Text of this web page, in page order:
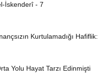
İskenderî - 7
Kurtulamadığı Hafiflik:
Yolu Hayat Tarzı Edinmişti